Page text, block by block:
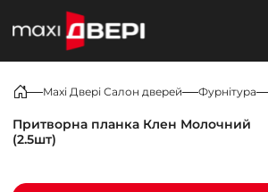
Maxi Двері Салон дверей Фурнітура
Притворна планка Клен Молочний
(2.5шт)